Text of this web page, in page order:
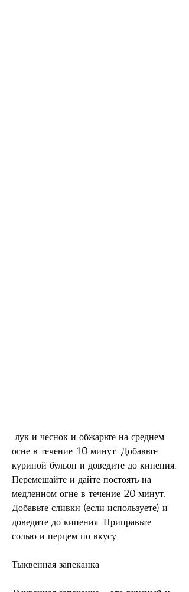
огне в течение 10 минут. Добавьте
куриной бульон и доведите до кипения.
Перемешайте и дайте постоять на
медленном огне в течение 20 минут.
Добавьте сливки (если используете) и
доведите до кипения. Приправьте
солью и перцем по вкусу.
Тыквенная запеканка